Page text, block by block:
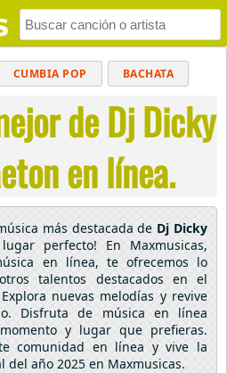
CUMBIA POP BACHATA
REGGAETON
ELECTRÓNICA
CUMBIAS
de Dj Dicky
en línea.
más destacada de Dj Dicky
perfecto! En Maxmusicas,
en línea, te ofrecemos lo
talentos destacados en el
nuevas melodías y revive
Disfruta de música en línea
y lugar que prefieras.
comunidad en línea y vive la
del año 2025 en Maxmusicas.